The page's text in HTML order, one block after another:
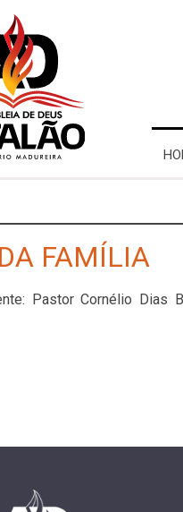
FAMÍLIA
Pastor Cornélio Dias